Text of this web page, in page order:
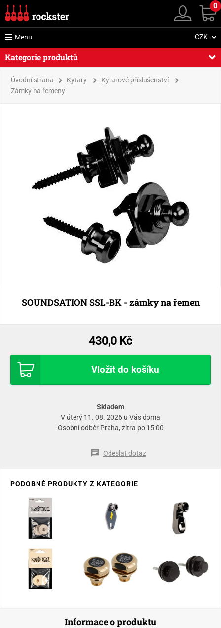
0
Menu CZK
Kategorie produktů
Úvodní strana Kytary
Kytarové příslušenství
Zámky na řemeny
SOUNDSATION SSL-BK - zámky na řemen
430,0 Kč
Vložit do košíku
Skladem
V úterý 11. 08. 2026 u Vás doma
Osobní odběr Praha, zítra po 15:00
Odeslat dotaz
PODOBNÉ PRODUKTY Z KATEGORIE
Informace o produktu